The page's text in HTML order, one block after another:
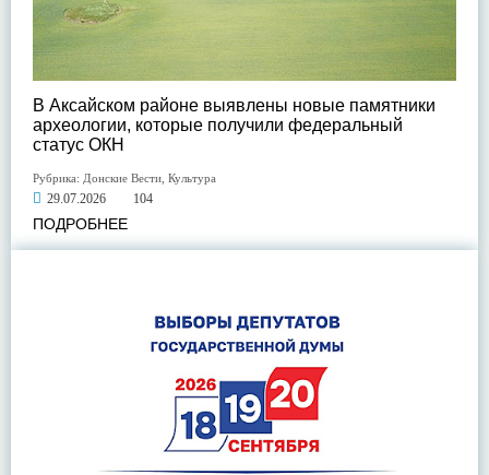
В Аксайском районе выявлены новые памятники
археологии, которые получили федеральный
статус ОКН
Рубрика: Донские Вести Культура
29.07.2026 104
ПОДРОБНЕЕ